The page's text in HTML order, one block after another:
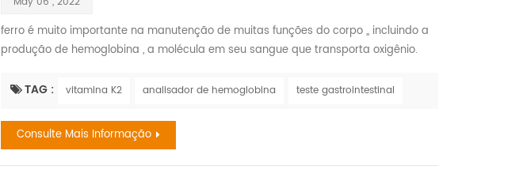
ferro é muito importante na manutenção de muitas funções do corpo ,, incluindo a
produção de hemoglobina , a molécula em seu sangue que transporta oxigênio.
deficiência de ferro é, de fato, dos distúrbios nutricionais mais comuns. afeta entre
TAG : vitamina K2 analisador de hemoglobina teste gastrointestinal
Consulte Mais Informação